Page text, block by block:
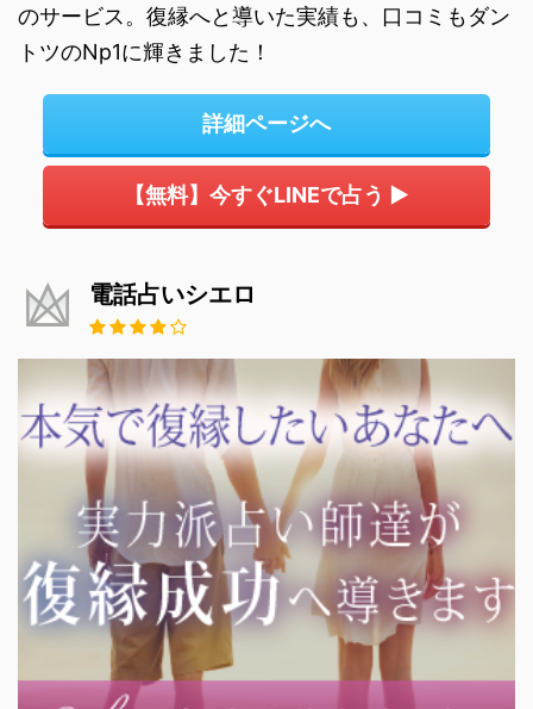
のサービス。復縁へと導いた実績も、口コミもダン
トツのNp1に輝きました！
詳細ページへ
【無料】今すぐLINEで占う ▶
電話占いシエロ